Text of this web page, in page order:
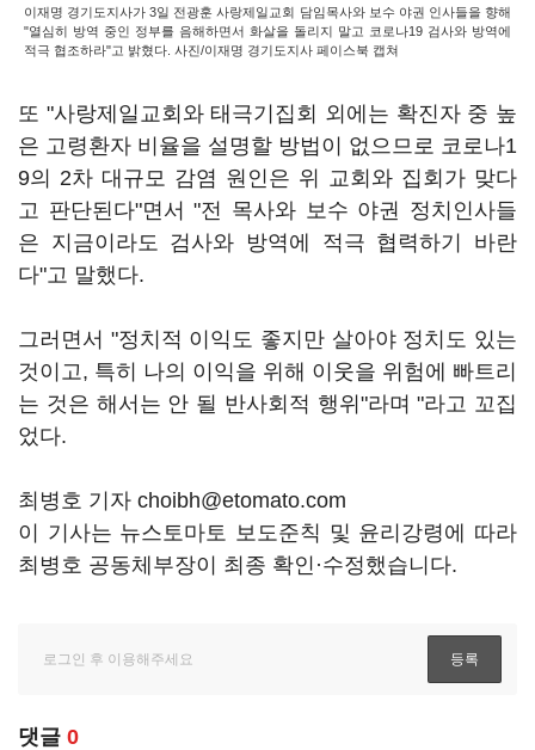
이재명 경기도지사가 3일 전광훈 사랑제일교회 담임목사와 보수 야권 인사들을 향해
"열심히 방역 중인 정부를 음해하면서 화살을 돌리지 말고 코로나19 검사와 방역에
적극 협조하라"고 밝혔다. 사진/이재명 경기도지사 페이스북 캡쳐
또 "사랑제일교회와 태극기집회 외에는 확진자 중 높
은 고령환자 비율을 설명할 방법이 없으므로 코로나1
9의 2차 대규모 감염 원인은 위 교회와 집회가 맞다
고 판단된다"면서 "전 목사와 보수 야권 정치인사들
은 지금이라도 검사와 방역에 적극 협력하기 바란
다"고 말했다.
그러면서 "정치적 이익도 좋지만 살아야 정치도 있는
것이고, 특히 나의 이익을 위해 이웃을 위험에 빠트리
는 것은 해서는 안 될 반사회적 행위"라며 "라고 꼬집
었다.
최병호 기자 choibh@etomato.com
이 기사는 뉴스토마토 보도준칙 및 윤리강령에 따라
최병호 공동체부장이 최종 확인·수정했습니다.
댓글 0